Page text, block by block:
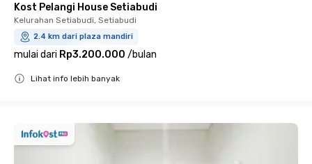
Kost Pelangi House Setiabudi
Kelurahan Setiabudi, Setiabudi
2.4 km dari plaza mandiri
mulai dari Rp3.200.000 /bulan
Lihat info lebih banyak